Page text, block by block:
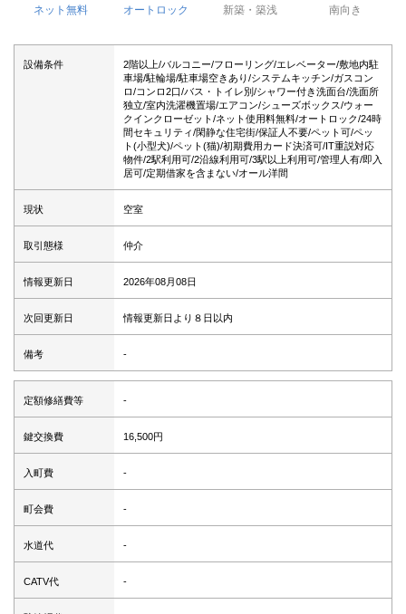
ネット無料 オートロック 新築・築浅 南向き
設備条件
2階以上/バルコニー/フローリング/エレベーター/敷地内駐
車場/駐輪場/駐車場空きあり/システムキッチン/ガスコン
ロ/コンロ2口/バス・トイレ別/シャワー付き洗面台/洗面所
独立/室内洗濯機置場/エアコン/シューズボックス/ウォー
クインクローゼット/ネット使用料無料/オートロック/24時
間セキュリティ/閑静な住宅街/保証人不要/ペット可/ペッ
ト(小型犬)/ペット(猫)/初期費用カード決済可/IT重説対応
物件/2駅利用可/2沿線利用可/3駅以上利用可/管理人有/即入
居可/定期借家を含まない/オール洋間
現状 空室
取引態様 仲介
情報更新日 2026年08月08日
次回更新日 情報更新日より８日以内
備考 -
定額修繕費等 -
鍵交換費 16,500円
入町費 -
町会費 -
水道代 -
CATV代 -